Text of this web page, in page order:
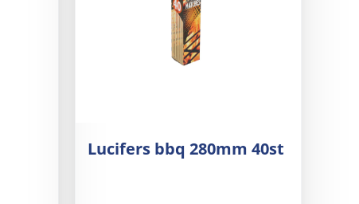
Lucifers bbq 280mm 40st